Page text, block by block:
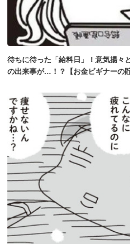
待ちに待った「給料日」！意気揚々
の出来事が…！？【お金ビギナーの